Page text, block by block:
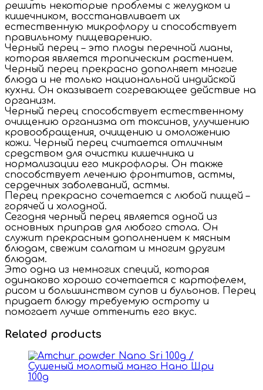
решить некоторые проблемы с желудком и
кишечником, восстанавливает их
естественную микрофлору и способствует
правильному пищеварению.
Черный перец – это плоды перечной лианы,
которая является тропическим растением.
Черный перец прекрасно дополняет многие
блюда и не только национальной индийской
кухни. Он оказывает согревающее действие на
организм.
Черный перец способствует естественному
очищению организма от токсинов, улучшению
кровообращения, очищению и омоложению
кожи. Черный перец считается отличным
средством для очистки кишечника и
нормализации его микрофлоры. Он также
способствует лечению фронтитов, астмы,
сердечных заболеваний, астмы.
Перец прекрасно сочетается с любой пищей –
горячей и холодной.
Сегодня черный перец является одной из
основных приправ для любого стола. Он
служит прекрасным дополнением к мясным
блюдам, свежим салатам и многим другим
блюдам.
Это одна из немногих специй, которая
одинаково хорошо сочетается с картофелем,
рисом и большинством супов и бульонов. Перец
придает блюду требуемую остроту и
помогает лучше оттенить его вкус.
Related products